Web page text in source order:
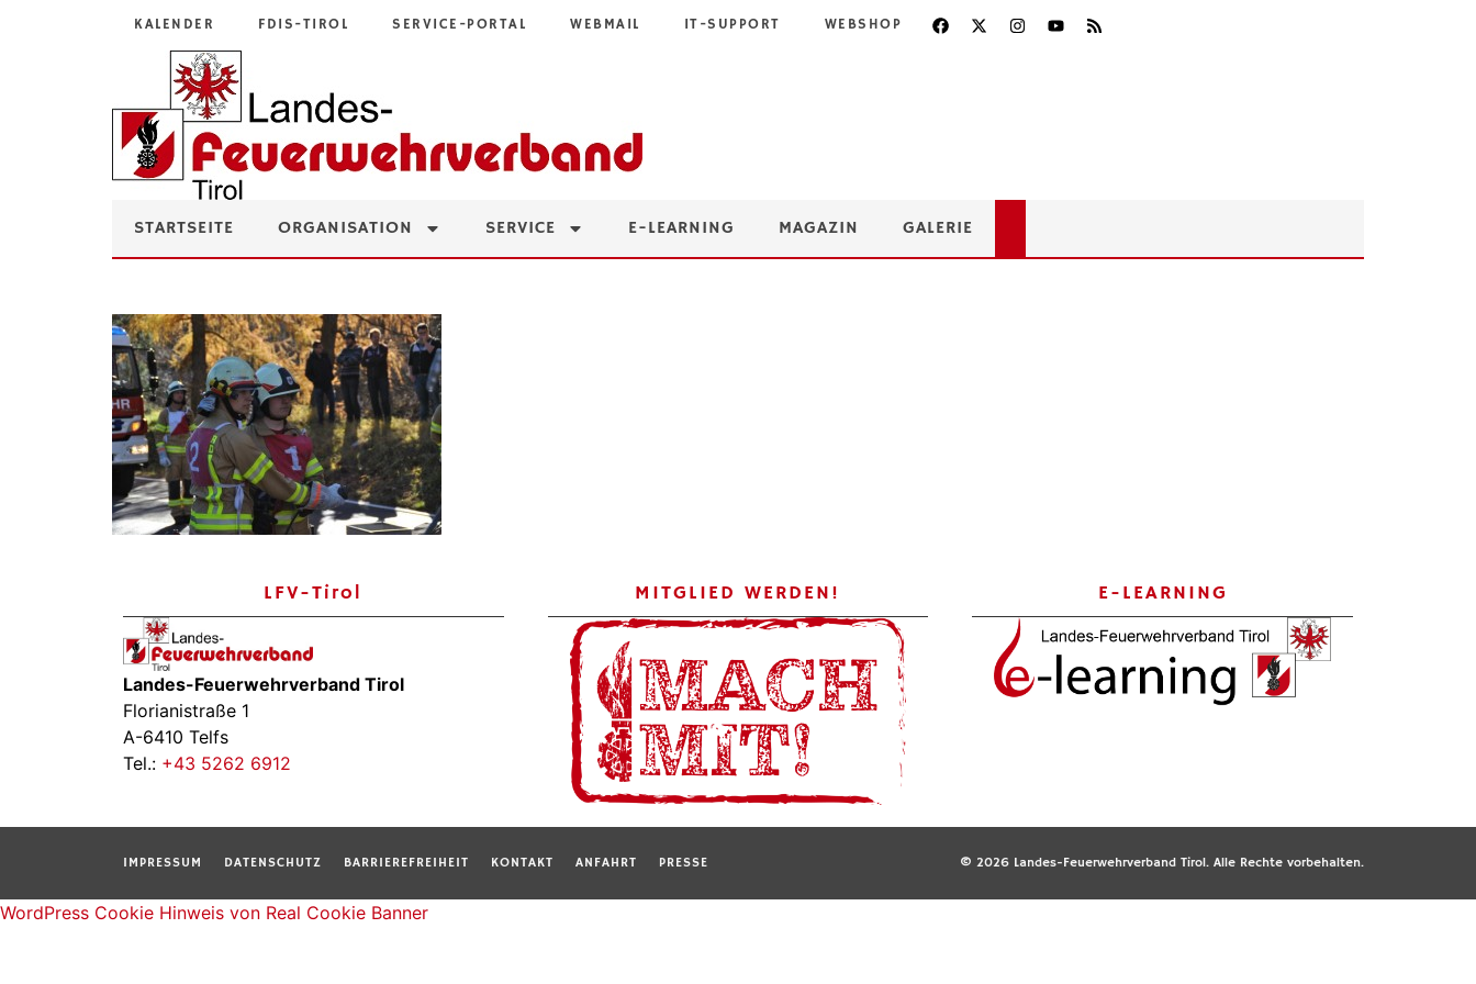
KALENDER FDIS-TIROL SERVICE-PORTAL WEBMAIL IT-SUPPORT WEBSHOP
STARTSEITE ORGANISATION SERVICE E-LEARNING MAGAZIN GALERIE
LFV-Tirol
Landes-Feuerwehrverband Tirol
Florianistraße 1
A-6410 Telfs
Tel.: +43 5262 6912
MITGLIED WERDEN! E-LEARNING
IMPRESSUM DATENSCHUTZ BARRIEREFREIHEIT KONTAKT ANFAHRT PRESSE © 2026 Landes-Feuerwehrverband Tirol. Alle Rechte vorbehalten.
WordPress Cookie Hinweis von Real Cookie Banner